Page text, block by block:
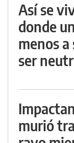
Así se
donde
menos a
ser
murió